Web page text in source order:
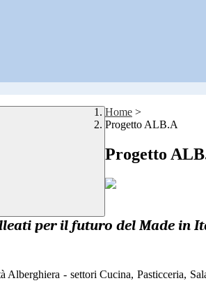
Home >
Progetto ALB.A
Progetto
per il futuro del Made in
- settori Cucina, Pasticceria,